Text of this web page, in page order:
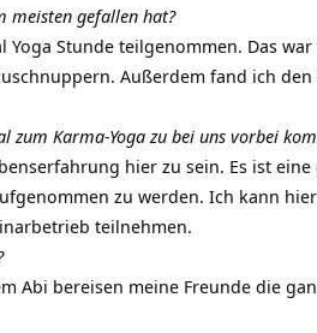
meisten gefallen hat?
Yoga Stunde teilgenommen. Das
Außerdem fand ich
Karma-Yoga zu bei uns vorbei
hier zu sein. Es ist
zu werden. Ich kann
teilnehmen.
Abi bereisen meine Freunde die